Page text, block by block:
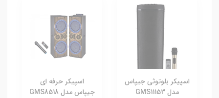
اسپیکر بلوتوثی جیپاس
مدل GMS11153
اسپیکر حرفه ای
جیپاس مدل GMS8518